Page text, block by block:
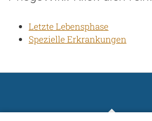
Blog
Autor:in werden
Letzte Lebensphase
Spezielle Erkrankungen